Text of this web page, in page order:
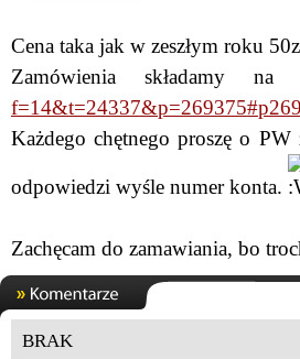
Cena taka jak w zeszłym roku
Zamówienia składamy
Każdego chętnego proszę o
odpowiedzi wyśle numer konta.
Zachęcam do zamawiania, bo
BRAK